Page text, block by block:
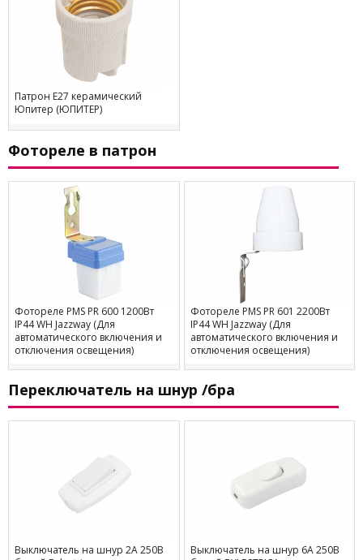
Патрон Е27 керамический
Юпитер (ЮПИТЕР)
Фотореле в патрон
Фотореле PMS PR 600 1200Вт
IP44 WH Jazzway (Для
автоматического включения и
отключения освещения)
Фотореле PMS PR 601 2200Вт
IP44 WH Jazzway (Для
автоматического включения и
отключения освещения)
Переключатель на шнур /бра
Выключатель на шнур 2А 250В
Выключатель на шнур 6А 250В